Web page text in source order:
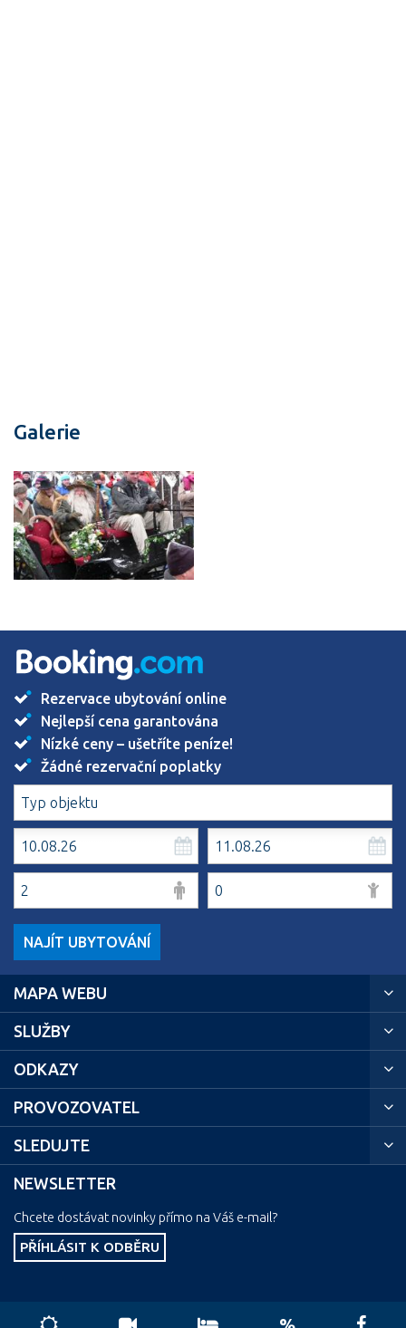
Galerie
Rezervace ubytování online
Nejlepší cena garantována
Nízké ceny – ušetříte peníze!
Žádné rezervační poplatky
NAJÍT UBYTOVÁNÍ
MAPA WEBU
SLUŽBY
ODKAZY
PROVOZOVATEL
SLEDUJTE
NEWSLETTER
Chcete dostávat novinky přímo na Váš e-mail?
PŘÍHLÁSIT K ODBĚRU